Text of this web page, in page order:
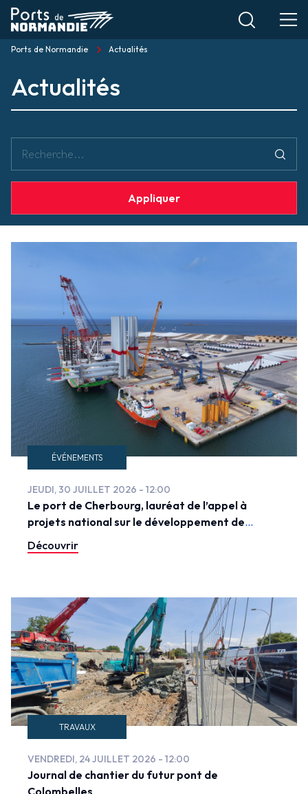
Aller
au
contenu
Fil
d'Ariane
Ports de Normandie Actualités
Actualités
ÉVÉNEMENTS
JEUDI, 30 JUILLET 2026 - 12:00
Le port de Cherbourg, lauréat de l’appel à
projets national sur le développement de
l’éolien flottant
Découvrir
TRAVAUX
VENDREDI, 24 JUILLET 2026 - 12:00
Journal de chantier du futur pont de